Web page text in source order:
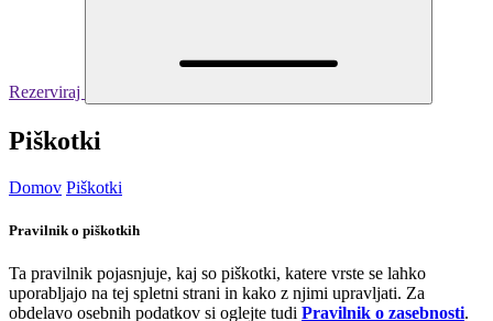
Rezerviraj
Piškotki
Domov Piškotki
Pravilnik o piškotkih
Ta pravilnik pojasnjuje, kaj so piškotki, katere vrste se lahko
uporabljajo na tej spletni strani in kako z njimi upravljati. Za
obdelavo osebnih podatkov si oglejte tudi Pravilnik o zasebnosti.